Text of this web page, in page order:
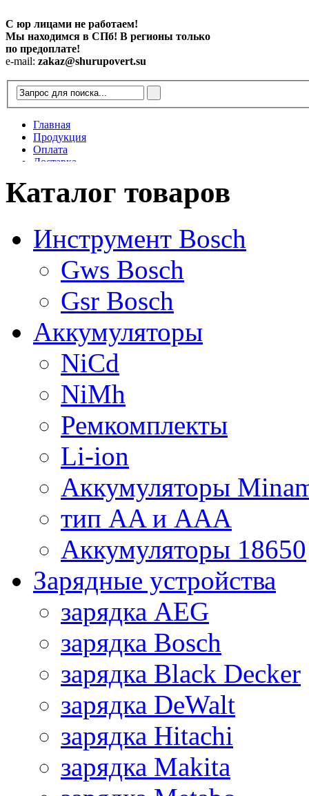
С юр лицами не работаем!
Мы находимся в СПб! В регионы только
по предоплате!
e-mail: zakaz@shurupovert.su
Главная
Продукция
Оплата
Доставка
Статьи
Каталог товаров
Инструмент Bosch
Gws Bosch
Gsr Bosch
Аккумуляторы
NiCd
NiMh
Ремкомплекты
Li-ion
Аккумуляторы
тип AA и AAA
Аккумуляторы 18650
Зарядные устройства
зарядка AEG
зарядка Bosch
зарядка Black Decker
зарядка DeWalt
зарядка Hitachi
зарядка Makita